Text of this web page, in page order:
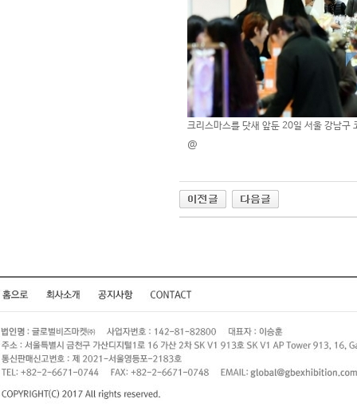
크리스마스를 닷새 앞둔 20일 서울 강남구
@